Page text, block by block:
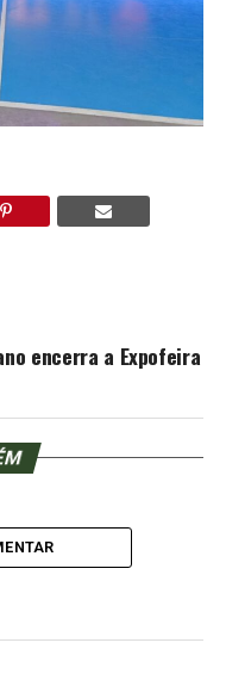
encerra a Expofeira